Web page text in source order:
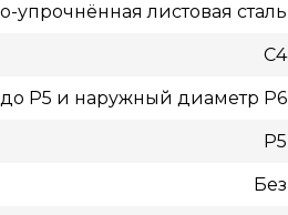
упрочнённая листовая сталь
C4
P5 и наружный диаметр P6
P5
Без